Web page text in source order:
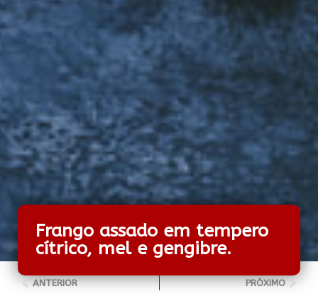
Frango assado em tempero
cítrico, mel e gengibre.
ANTERIOR PRÓXIMO